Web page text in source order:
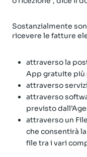
Sostanzialmente
ricevere le fatture
attraverso la
App gratuite più
attraverso
attraverso
previsto
attraverso un
che consentirà
file tra i vari